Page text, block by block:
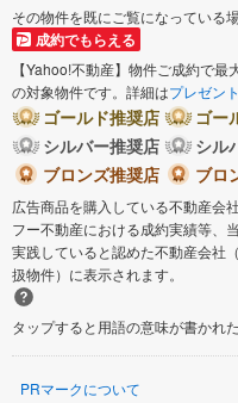
その物件を既にご覧になっている
成約でもらえる
【Yahoo!不動産】物件ご成約で
の対象物件です。詳細はプレゼン
ゴールド推奨店
ゴー
シルバー推奨店
シル
ブロンズ推奨店
ブロ
広告商品を購入している不動産会
フー不動産における成約実績等、
実践していると認めた不動産会社
扱物件）に表示されます。
タップすると用語の意味が書かれ
PRマークについて